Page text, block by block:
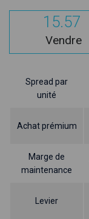
15.57
Vendre
Spread par
unité
Achat prémium
Marge de
maintenance
Levier